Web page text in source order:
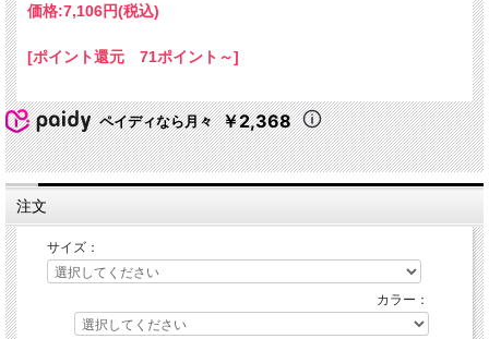
価格:7,106円(税込)
[ポイント還元 71ポイント～]
ペイディなら月々 ￥2,368
注文
サイズ：
カラー：